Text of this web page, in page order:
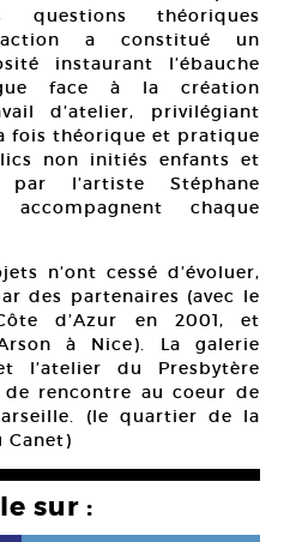
théoriques
action a constitué un
instaurant l’ébauche
face à la création
d’atelier, privilégiant
fois théorique et pratique
non initiés enfants et
l’artiste Stéphane
chaque
n’ont cessé d’évoluer,
des partenaires (avec le
d’Azur en 2001, et
à Nice). La galerie
l’atelier du Presbytère
rencontre au coeur de
(le quartier de la
Canet)
sur :